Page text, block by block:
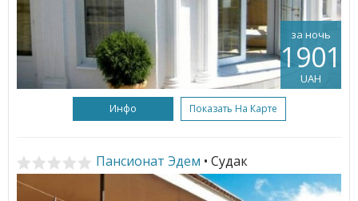
за ночь
1901
UAH
Инфо Показать На Карте
Пансионат Эдем • Судак